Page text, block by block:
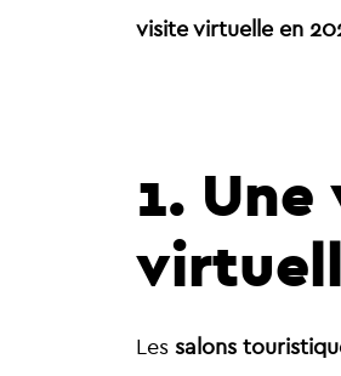
visite virtuelle en
1.
Les salons